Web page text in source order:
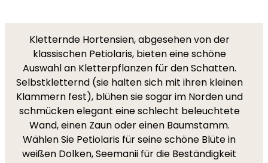
Kletternde Hortensien, abgesehen von der
klassischen Petiolaris, bieten eine schöne
Auswahl an Kletterpflanzen für den Schatten.
Selbstkletternd (sie halten sich mit ihren kleinen
Klammern fest), blühen sie sogar im Norden und
schmücken elegant eine schlecht beleuchtete
Wand, einen Zaun oder einen Baumstamm.
Wählen Sie Petiolaris für seine schöne Blüte in
weißen Dolken, Seemanii für die Beständigkeit